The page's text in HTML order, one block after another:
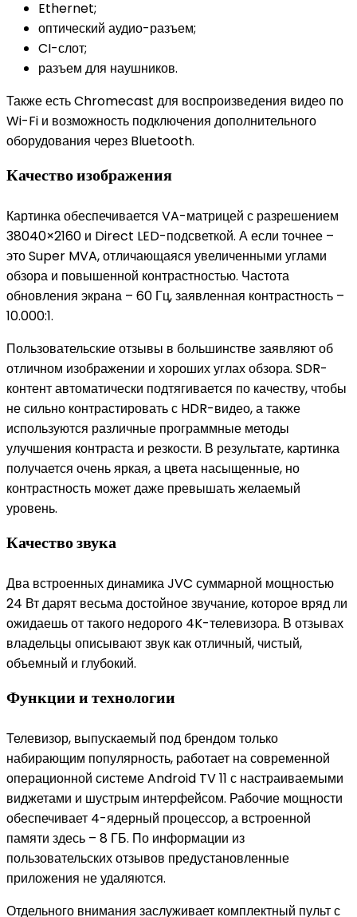
Ethernet;
оптический аудио-разъем;
CI-слот;
разъем для наушников.
Также есть Chromecast для воспроизведения видео по
Wi-Fi и возможность подключения дополнительного
оборудования через Bluetooth.
Качество изображения
Картинка обеспечивается VA-матрицей с разрешением
38040×2160 и Direct LED-подсветкой. А если точнее –
это Super MVA, отличающаяся увеличенными углами
обзора и повышенной контрастностью. Частота
обновления экрана – 60 Гц, заявленная контрастность –
10.000:1.
Пользовательские отзывы в большинстве заявляют об
отличном изображении и хороших углах обзора. SDR-
контент автоматически подтягивается по качеству, чтобы
не сильно контрастировать с HDR-видео, а также
используются различные программные методы
улучшения контраста и резкости. В результате, картинка
получается очень яркая, а цвета насыщенные, но
контрастность может даже превышать желаемый
уровень.
Качество звука
Два встроенных динамика JVC суммарной мощностью
24 Вт дарят весьма достойное звучание, которое вряд ли
ожидаешь от такого недорого 4K-телевизора. В отзывах
владельцы описывают звук как отличный, чистый,
объемный и глубокий.
Функции и технологии
Телевизор, выпускаемый под брендом только
набирающим популярность, работает на современной
операционной системе Android TV 11 с настраиваемыми
виджетами и шустрым интерфейсом. Рабочие мощности
обеспечивает 4-ядерный процессор, а встроенной
памяти здесь – 8 ГБ. По информации из
пользовательских отзывов предустановленные
приложения не удаляются.
Отдельного внимания заслуживает комплектный пульт с